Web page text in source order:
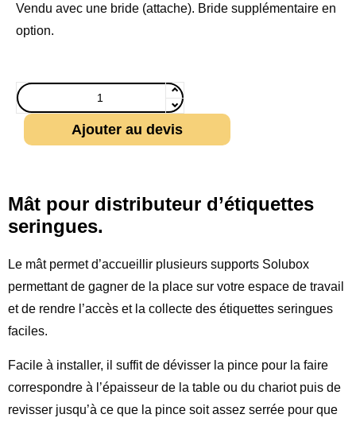
Vendu avec une bride (attache). Bride supplémentaire en
option.
Ajouter au devis
Mât pour distributeur d’étiquettes
seringues.
Le mât permet d’accueillir plusieurs supports Solubox
permettant de gagner de la place sur votre espace de travail
et de rendre l’accès et la collecte des étiquettes seringues
faciles.
Facile à installer, il suffit de dévisser la pince pour la faire
correspondre à l’épaisseur de la table ou du chariot puis de
revisser jusqu’à ce que la pince soit assez serrée pour que